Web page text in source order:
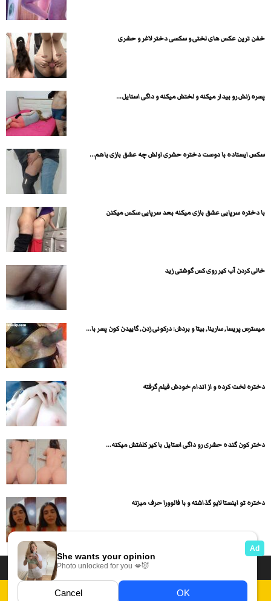
خفن ترین عکس های لختی و سکسی دختر لاغر و حشری
پسره زنش رو بیدار میکنه و لختش میکنه و داگی استایل...
سکس ایستاده با دوست دختره حشری اولش چه عشق بازی باهم...
با دختره سرپایی عشق بازی میکنه بعد سرپایی سکس میکنن
خالی کردن آب کیر روی کس گوشتی زید
میسترس پریسا, سارینا, بیتا و بردش: درکونی زدن, گاییدن کون پسر با...
دختره لخت کرده و از اندام خودش فیلم گرفته
دختر کون گنده حشری رو داگی استایل با کیر کلفتش میکنه...
دختره تو اینستا لایو گذاشته و با فالوورا حرف میزنه
دسته بندی فیلم های سکسی داستان سکسی ایرانی